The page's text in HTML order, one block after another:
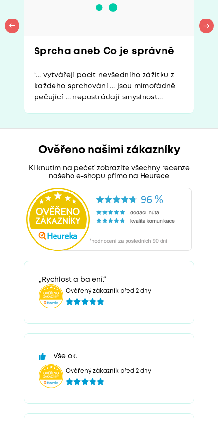
Sprcha aneb Co je správně
“... vytvářejí pocit nevšedního zážitku z
každého sprchování ... jsou mimořádně
pečující ... nepostrádají smyslnost...
Ověřeno našimi zákazníky
Kliknutím na pečeť zobrazíte všechny recenze
našeho e-shopu přímo na Heurece
„Rychlost a balení.“
Ověřený zákazník před 2 dny
Vše ok.
Ověřený zákazník před 2 dny